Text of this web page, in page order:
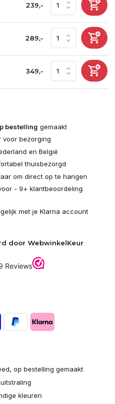
239,-
289,-
349,-
bestelling gemaakt
voor bezorging
en België
thuisbezorgd
om direct op te hangen
- 9+ klantbeoordeling
met je Klarna account
door WebwinkelKeur
op bestelling gemaakt
kleuren